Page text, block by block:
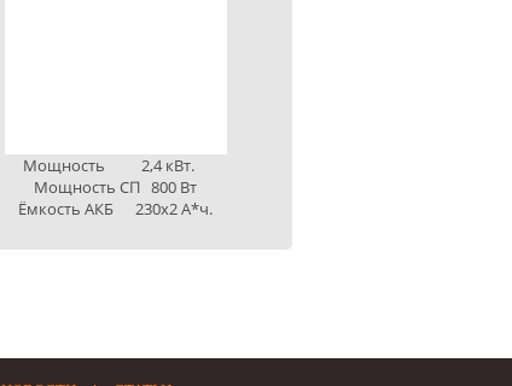
Мощность 2,4 кВт.
Мощность СП 800 Вт
Ёмкость АКБ 230х2 А*ч.